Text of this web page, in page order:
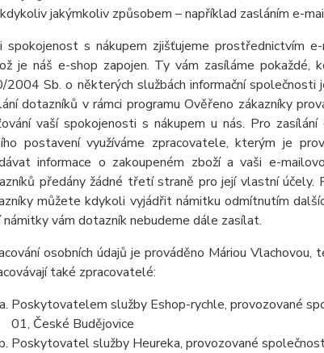
jakýmkoliv způsobem – například zasláním e-
spokojenost s nákupem zjišťujeme prostřednictvím
je náš e-shop zapojen. Ty vám zasíláme
2004 Sb. o některých službách informační společnosti
dotazníků v rámci programu Ověřeno zákazníky
vaší spokojenosti s nákupem u nás. Pro
postavení využíváme zpracovatele, kterým je
informace o zakoupeném zboží a vaši e-
předány žádné třetí straně pro její vlastní účely.
můžete kdykoli vyjádřit námitku odmítnutím
námitky vám dotazník nebudeme dále zasílat.
osobních údajů je prováděno Máriou
také zpracovatelé:
Poskytovatelem služby Eshop-rychle, provozované
01, České Budějovice
Poskytovatel služby Heureka, provozované